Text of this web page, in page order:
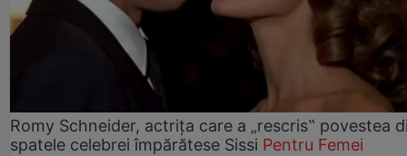
Romy Schneider, actrița care a „rescris‟ povestea
spatele celebrei împărătese Sissi Pentru Femei